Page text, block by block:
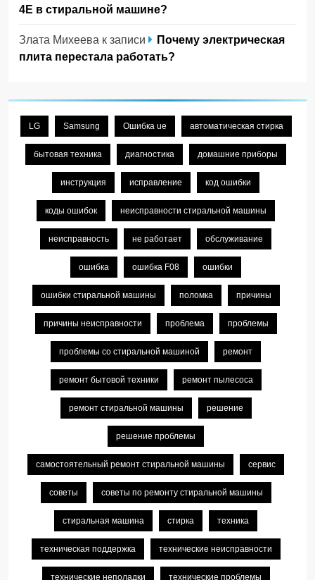
4Е в стиральной машине?
Злата Михеева к записи
Почему электрическая
плита перестала работать?
LG Samsung Ошибка ue автоматическая стирка
бытовая техника диагностика домашние приборы
инструкция исправление код ошибки
коды ошибок неисправности стиральной машины
неисправность не работает обслуживание
ошибка ошибка F08 ошибки
ошибки стиральной машины поломка причины
причины неисправности проблема проблемы
проблемы со стиральной машиной ремонт
ремонт бытовой техники ремонт пылесоса
ремонт стиральной машины решение
решение проблемы
самостоятельный ремонт стиральной машины сервис
советы советы по ремонту стиральной машины
стиральная машина стирка техника
техническая поддержка технические неисправности
технические неполадки технические проблемы